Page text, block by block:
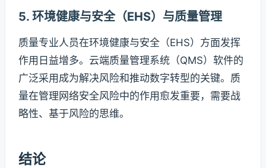
5. 环境健康与安全（EHS）与质量管理
质量专业人员在环境健康与安全（EHS）方面发挥
作用日益增多。云端质量管理系统（QMS）软件的
广泛采用成为解决风险和推动数字转型的关键。质
量在管理网络安全风险中的作用愈发重要，需要战
略性、基于风险的思维。
结论